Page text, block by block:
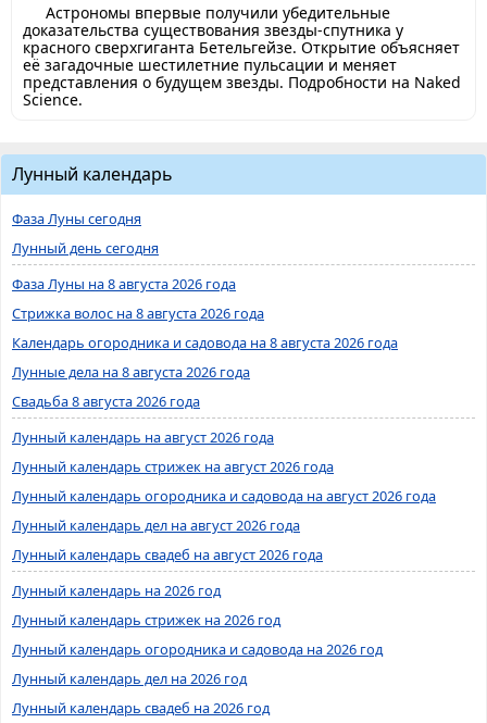
Астрономы впервые получили убедительные
доказательства существования звезды-спутника у
красного сверхгиганта Бетельгейзе. Открытие объясняет
её загадочные шестилетние пульсации и меняет
представления о будущем звезды. Подробности на Naked
Science.
Лунный календарь
Фаза Луны сегодня
Лунный день сегодня
Фаза Луны на 8 августа 2026 года
Стрижка волос на 8 августа 2026 года
Календарь огородника и садовода на 8 августа 2026 года
Лунные дела на 8 августа 2026 года
Свадьба 8 августа 2026 года
Лунный календарь на август 2026 года
Лунный календарь стрижек на август 2026 года
Лунный календарь огородника и садовода на август 2026 года
Лунный календарь дел на август 2026 года
Лунный календарь свадеб на август 2026 года
Лунный календарь на 2026 год
Лунный календарь стрижек на 2026 год
Лунный календарь огородника и садовода на 2026 год
Лунный календарь дел на 2026 год
Лунный календарь свадеб на 2026 год